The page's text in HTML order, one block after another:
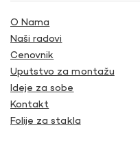
O Nama
Naši radovi
Cenovnik
Uputstvo za montažu
Ideje za sobe
Kontakt
Folije za stakla